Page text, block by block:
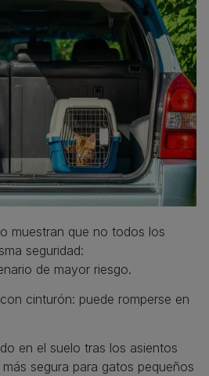
muestran que no todos los
seguridad:
de mayor riesgo.
cinturón: puede romperse en
en el suelo tras los asientos
segura para gatos pequeños